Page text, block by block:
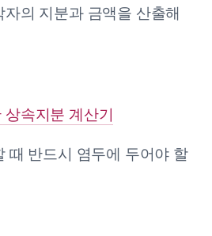
의 지분과 금액을 산출해
속지분 계산기
때 반드시 염두에 두어야 할